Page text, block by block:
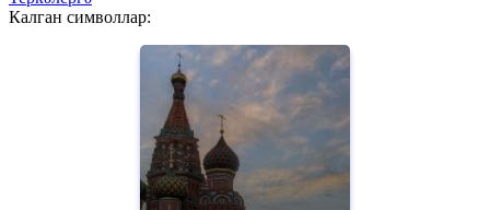
Калган символлар: